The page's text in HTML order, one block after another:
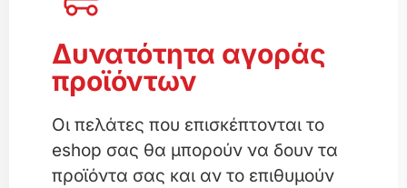
προϊόντα σε στυλ καταλόγου, με τιμή,
φωτογραφίες, να κάνει "Προσθήκη στα
αγαπημένα" και "Προσθήκη στο
καλάθι". Στη συνέχεια, αν το επιθυμεί,
μπορεί να πραγματοποιήσει την
αγορά του.
Δυνατότητα αγοράς
προϊόντων
Οι πελάτες που επισκέπτονται το
eshop σας θα μπορούν να δουν τα
προϊόντα σας και αν το επιθυμούν